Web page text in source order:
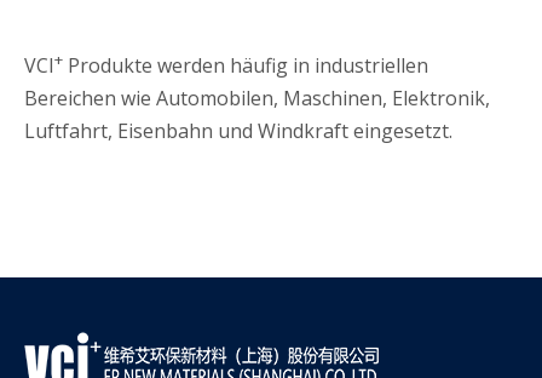
VCI+ Produkte werden häufig in industriellen
Bereichen wie Automobilen, Maschinen, Elektronik,
Luftfahrt, Eisenbahn und Windkraft eingesetzt.